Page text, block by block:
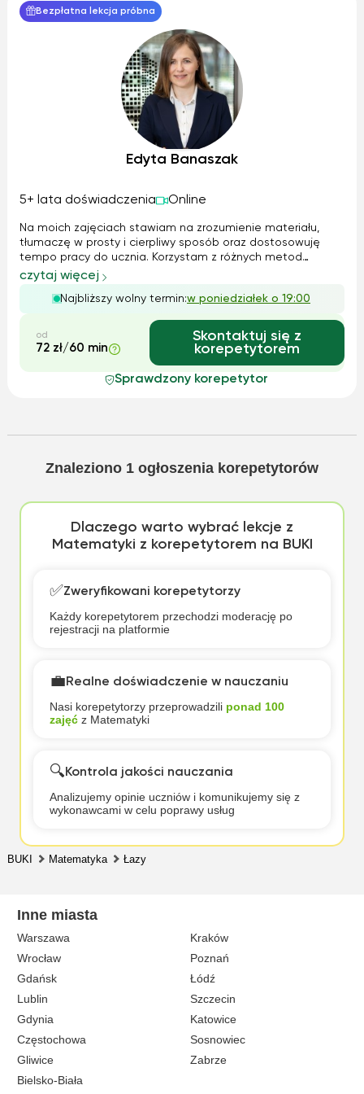
Bezpłatna lekcja próbna
Edyta Banaszak
5+ lata doświadczenia Online
Na moich zajęciach stawiam na zrozumienie materiału,
tłumaczę w prosty i cierpliwy sposób oraz dostosowuję
tempo pracy do ucznia. Korzystam z różnych metod
nauczania - wspólnie rozwiązujemy zadania, analizujemy
błędy i utrwalamy materiał poprzez praktykę, tak aby
wiedza została na dłużej. Mam niem...
czytaj więcej
Najbliższy wolny termin:w poniedziałek o 19:00
od
72 zł/60 min
Skontaktuj się z
korepetytorem
Sprawdzony korepetytor
Znaleziono 1 ogłoszenia korepetytorów
Dlaczego warto wybrać lekcje z
Matematyki z korepetytorem na BUKI
✅Zweryfikowani korepetytorzy
Każdy korepetytorem przechodzi moderację po
rejestracji na platformie
💼Realne doświadczenie w nauczaniu
Nasi korepetytorzy przeprowadzili ponad 100
zajęćz Matematyki
🔍Kontrola jakości nauczania
Analizujemy opinie uczniów i komunikujemy się z
wykonawcami w celu poprawy usług
BUKI Matematyka Łazy
Inne miasta
Warszawa
Kraków
Wrocław
Poznań
Gdańsk
Łódź
Lublin
Szczecin
Gdynia
Katowice
Częstochowa
Sosnowiec
Gliwice
Zabrze
Bielsko-Biała